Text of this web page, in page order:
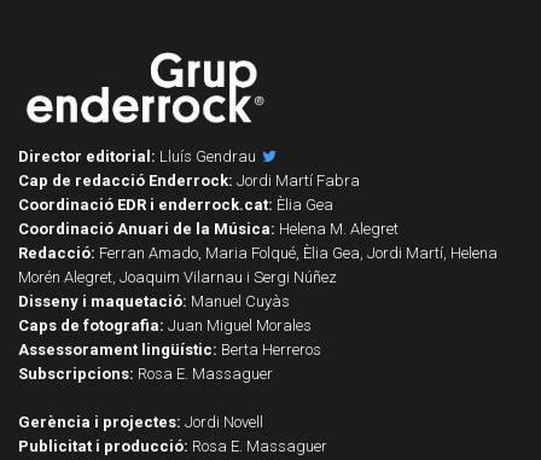
Director editorial: Lluís Gendrau
Cap de redacció Enderrock: Jordi Martí Fabra
Coordinació EDR i enderrock.cat: Èlia Gea
Coordinació Anuari de la Música: Helena M. Alegret
Redacció: Ferran Amado, Maria Folqué, Èlia Gea, Jordi Martí, Helena
Morén Alegret, Joaquim Vilarnau i Sergi Núñez
Disseny i maquetació: Manuel Cuyàs
Caps de fotografia: Juan Miguel Morales
Assessorament lingüístic: Berta Herreros
Subscripcions: Rosa E. Massaguer
Gerència i projectes: Jordi Novell
Publicitat i producció: Rosa E. Massaguer